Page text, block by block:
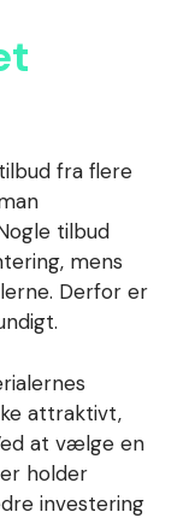
fra flere
tilbud
mens
Derfor er
attraktivt,
at vælge en
holder
investering